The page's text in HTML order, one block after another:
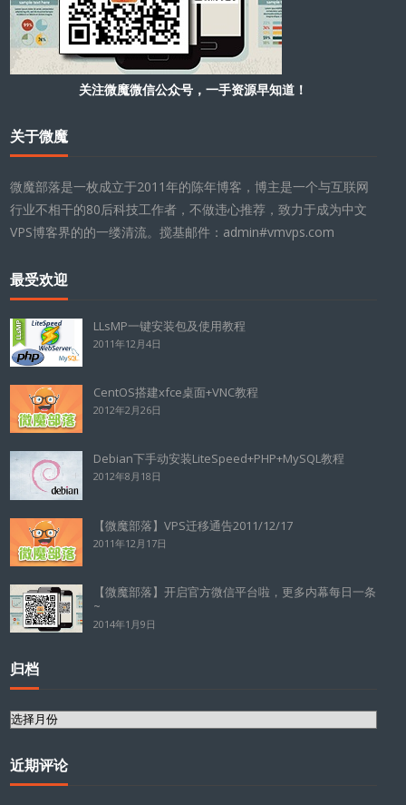
关注微魔微信公众号，一手资源早知道！
关于微魔
微魔部落是一枚成立于2011年的陈年博客，博主是一个与互联网
行业不相干的80后科技工作者，不做违心推荐，致力于成为中文
VPS博客界的的一缕清流。搅基邮件：admin#vmvps.com
最受欢迎
LLsMP一键安装包及使用教程
2011年12月4日
CentOS搭建xfce桌面+VNC教程
2012年2月26日
Debian下手动安装LiteSpeed+PHP+MySQL教程
2012年8月18日
【微魔部落】VPS迁移通告2011/12/17
2011年12月17日
【微魔部落】开启官方微信平台啦，更多内幕每日一条
~
2014年1月9日
归档
归
近期评论